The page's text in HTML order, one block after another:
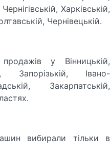
Харківській,
Чернівецькій.
у Вінницькій,
Запорізькій, Івано-
Закарпатській,
вибирали тільки в